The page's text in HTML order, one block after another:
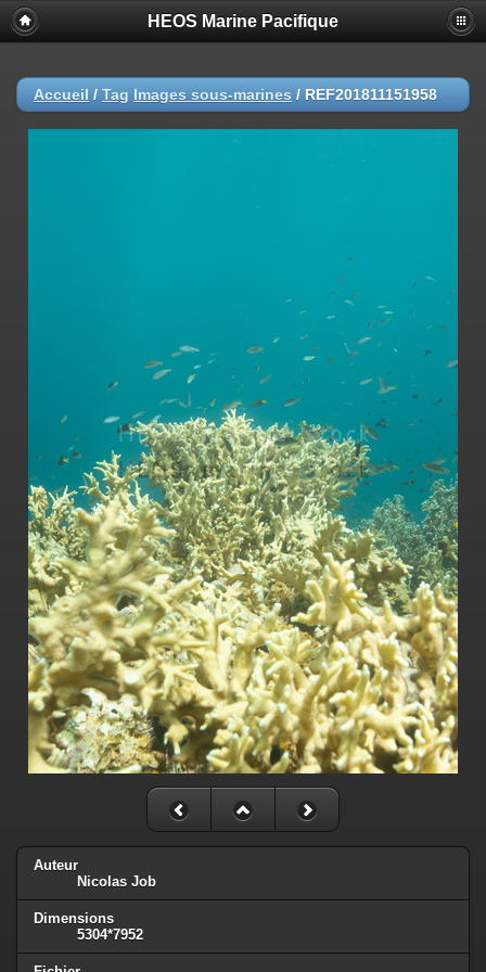
HEOS Marine Pacifique
Accueil / Tag Images sous-marines / REF201811151958
Auteur
Nicolas Job
Dimensions
5304*7952